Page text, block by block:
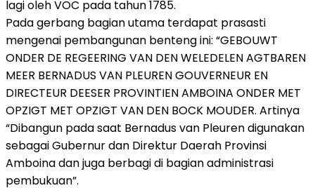
lagi oleh VOC pada tahun 1785.
Pada gerbang bagian utama terdapat prasasti
mengenai pembangunan benteng ini: “GEBOUWT
ONDER DE REGEERING VAN DEN WELEDELEN AGTBAREN
MEER BERNADUS VAN PLEUREN GOUVERNEUR EN
DIRECTEUR DEESER PROVINTIEN AMBOINA ONDER MET
OPZIGT MET OPZIGT VAN DEN BOCK MOUDER. Artinya
“Dibangun pada saat Bernadus van Pleuren digunakan
sebagai Gubernur dan Direktur Daerah Provinsi
Amboina dan juga berbagi di bagian administrasi
pembukuan”.